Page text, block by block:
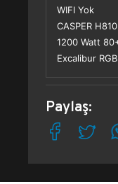
WIFI Yok
CASPER
1200 Watt
Excalibur
Paylaş: